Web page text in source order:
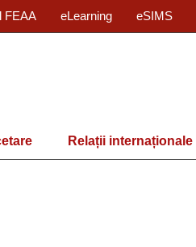
FEAA eLearning eSIMS
Relații internaționale